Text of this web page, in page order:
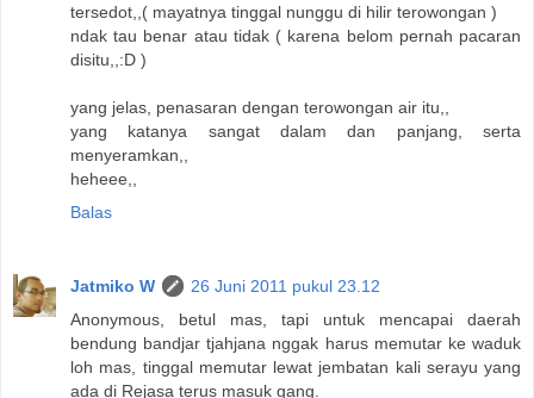
tersedot,,( mayatnya tinggal nunggu di hilir terowongan )
ndak tau benar atau tidak ( karena belom pernah pacaran
disitu,,:D )
yang jelas, penasaran dengan terowongan air itu,,
yang katanya sangat dalam dan panjang, serta
menyeramkan,,
heheee,,
Balas
Jatmiko W
26 Juni 2011 pukul 23.12
Anonymous, betul mas, tapi untuk mencapai daerah
bendung bandjar tjahjana nggak harus memutar ke waduk
loh mas, tinggal memutar lewat jembatan kali serayu yang
ada di Rejasa terus masuk gang.